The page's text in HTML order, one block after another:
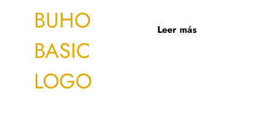
BUHO
BASIC
LOGO
Leer más